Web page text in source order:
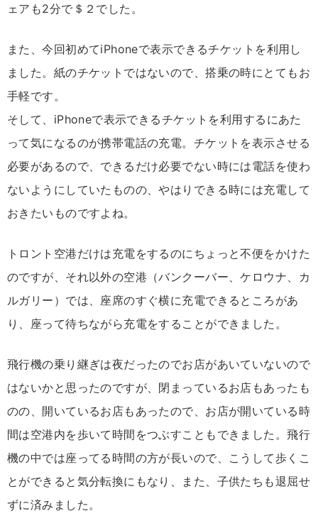
ェアも2分で＄２でした。
また、今回初めてiPhoneで表示できるチケットを利用し
ました。紙のチケットではないので、搭乗の時にとてもお
手軽です。
そして、iPhoneで表示できるチケットを利用するにあた
って気になるのが携帯電話の充電。チケットを表示させる
必要があるので、できるだけ必要でない時には電話を使わ
ないようにしていたものの、やはりできる時には充電して
おきたいものですよね。
トロント空港だけは充電をするのにちょっと不便をかけた
のですが、それ以外の空港（バンクーバー、ケロウナ、カ
ルガリー）では、座席のすぐ横に充電できるところがあ
り、座って待ちながら充電をすることができました。
飛行機の乗り継ぎは夜だったのでお店があいていないので
はないかと思ったのですが、閉まっているお店もあったも
のの、開いているお店もあったので、お店が開いている時
間は空港内を歩いて時間をつぶすこともできました。飛行
機の中では座ってる時間の方が長いので、こうして歩くこ
とができると気分転換にもなり、また、子供たちも退屈せ
ずに済みました。